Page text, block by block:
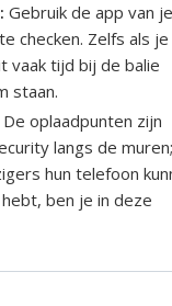
Gebruik de app van
checken. Zelfs als je
vaak tijd bij de balie
staan.
De oplaadpunten zijn
langs de
hun telefoon
ben je in deze